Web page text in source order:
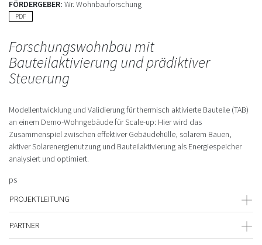
FÖRDERGEBER: Wr. Wohnbauforschung
PDF
Forschungswohnbau mit
Bauteilaktivierung und prädiktiver
Steuerung
Modellentwicklung und Validierung für thermisch aktivierte Bauteile (TAB)
an einem Demo-Wohngebäude für Scale-up: Hier wird das
Zusammenspiel zwischen effektiver Gebäudehülle, solarem Bauen,
aktiver Solarenergienutzung und Bauteilaktivierung als Energiespeicher
analysiert und optimiert.
ps
PROJEKTLEITUNG
PARTNER